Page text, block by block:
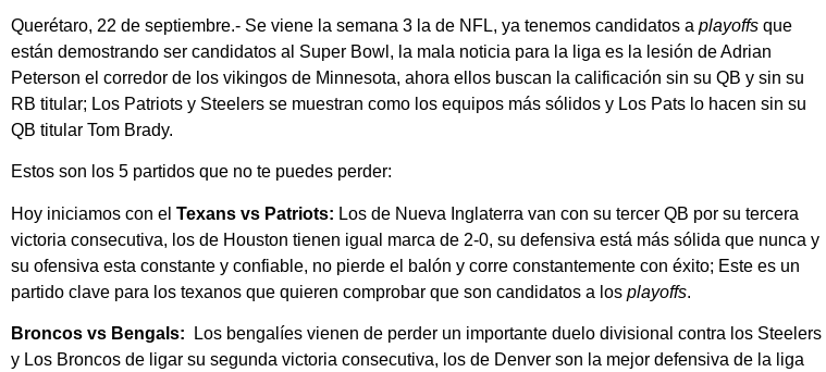
Querétaro, 22 de septiembre.- Se viene la semana 3 la de NFL, ya tenemos candidatos a playoffs que
están demostrando ser candidatos al Super Bowl, la mala noticia para la liga es la lesión de Adrian
Peterson el corredor de los vikingos de Minnesota, ahora ellos buscan la calificación sin su QB y sin su
RB titular; Los Patriots y Steelers se muestran como los equipos más sólidos y Los Pats lo hacen sin su
QB titular Tom Brady.
Estos son los 5 partidos que no te puedes perder:
Hoy iniciamos con el Texans vs Patriots: Los de Nueva Inglaterra van con su tercer QB por su tercera
victoria consecutiva, los de Houston tienen igual marca de 2-0, su defensiva está más sólida que nunca y
su ofensiva esta constante y confiable, no pierde el balón y corre constantemente con éxito; Este es un
partido clave para los texanos que quieren comprobar que son candidatos a los playoffs.
Broncos vs Bengals: Los bengalíes vienen de perder un importante duelo divisional contra los Steelers
y Los Broncos de ligar su segunda victoria consecutiva, los de Denver son la mejor defensiva de la liga